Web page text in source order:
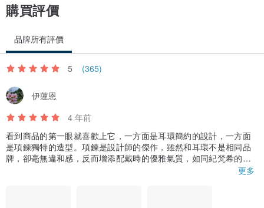
購買評價
品牌所有評價
5 (365)
伊蓮恩
4 年前
看到商品的第一眼就喜歡上它，一方面是耳環簡約的設計，一方面
是項鍊獨特的造型。項鍊是設計師的傑作，雖然和耳環不是相同品
牌，卻毫無違和感，反而增添配戴時的優雅氣質，如同紀梵希的品
牌代言人～奧黛麗赫本，超越時代的美，這也是古董飾品迷人之更多